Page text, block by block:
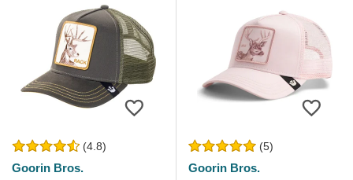
(4.8)
Goorin Bros.
(5)
Goorin Bros.